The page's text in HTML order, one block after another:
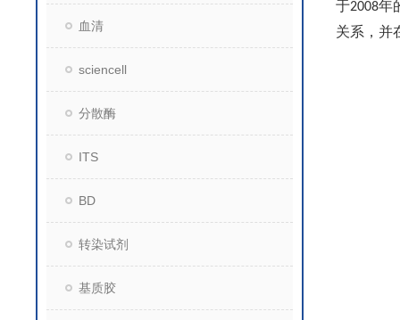
血清
sciencell
分散酶
ITS
BD
转染试剂
基质胶
于2008年
关系，并